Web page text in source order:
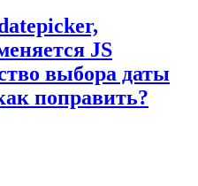
JS
выбора даты
поправить?